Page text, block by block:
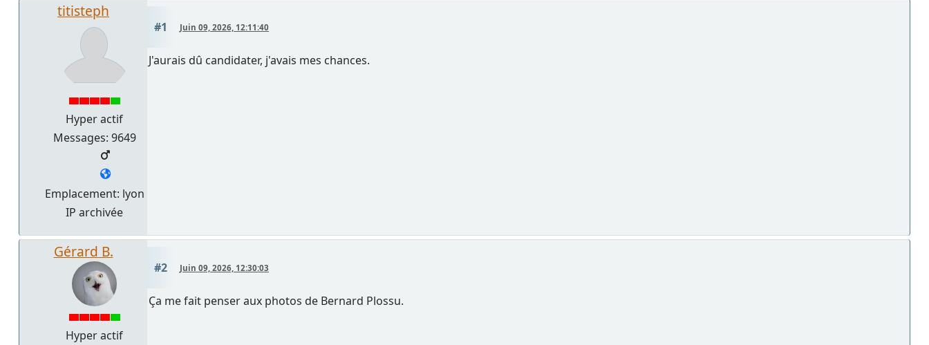
titisteph
Hyper actif
Messages: 9649
Emplacement: lyon
IP archivée
#1 Juin 09, 2026, 12:11:40
J'aurais dû candidater, j'avais mes chances.
Gérard B.
Hyper actif
#2 Juin 09, 2026, 12:30:03
Ça me fait penser aux photos de Bernard Plossu.